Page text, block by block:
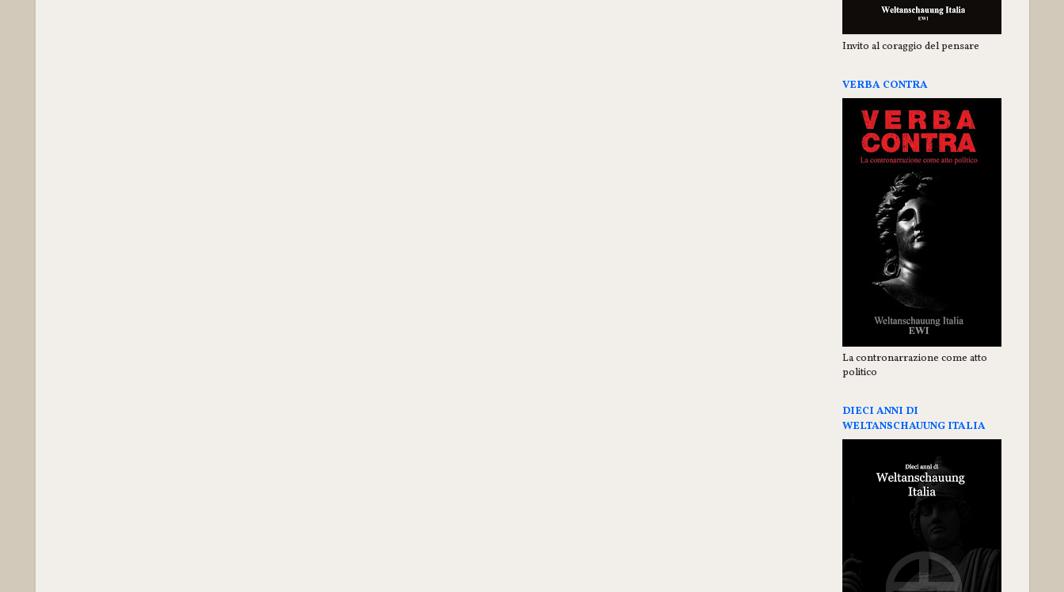
Invito al coraggio del pensare
VERBA CONTRA
La contronarrazione come atto
politico
DIECI ANNI DI
WELTANSCHAUUNG ITALIA